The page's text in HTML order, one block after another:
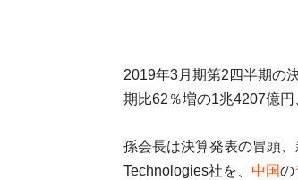
2019年3月期第2四半期の
期比62％増の1兆4207億円
孫会長は決算発表の冒頭
Technologies社を、 中国の